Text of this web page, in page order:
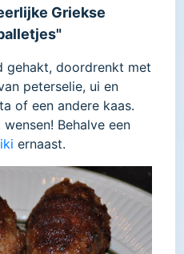
Griekse
gehakt, doordrenkt met
peterselie, ui en
of een andere kaas.
Behalve een
ernaast.